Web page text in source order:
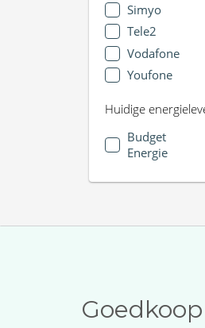
Simyo
Tele2
Vodafone
Youfone
Huidige
Budget
Energie